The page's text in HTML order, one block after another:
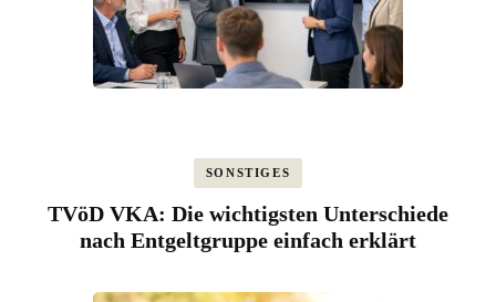
SONSTIGES
TVöD VKA: Die wichtigsten Unterschiede
nach Entgeltgruppe einfach erklärt